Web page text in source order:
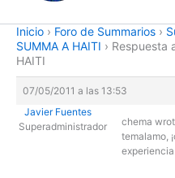
Inicio › Foro de Summarios ›
SUMMA A HAITI › Respuesta
HAITI
07/05/2011 a las 13:53
Javier Fuentes
Superadministrador
chema
temalamo,
experiencia.